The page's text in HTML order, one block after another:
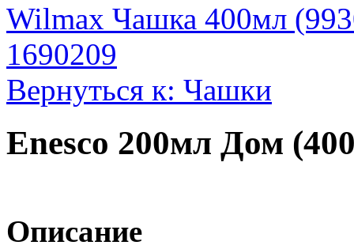
Wilmax Чашка 400мл
1690209
Вернуться к: Чашки
Enesco 200мл Дом
Описание